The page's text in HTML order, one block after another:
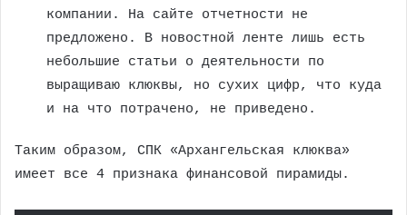
компании. На сайте отчетности не
предложено. В новостной ленте лишь есть
небольшие статьи о деятельности по
выращиваю клюквы, но сухих цифр, что куда
и на что потрачено, не приведено.
Таким образом, СПК «Архангельская клюква»
имеет все 4 признака финансовой пирамиды.